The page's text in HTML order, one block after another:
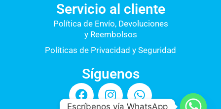
Servicio al cliente
Política de Envío, Devoluciones
y Reembolsos
Políticas de Privacidad y Seguridad
Síguenos
F
a
I
n
W
h
Escríbenos vía WhatsApp